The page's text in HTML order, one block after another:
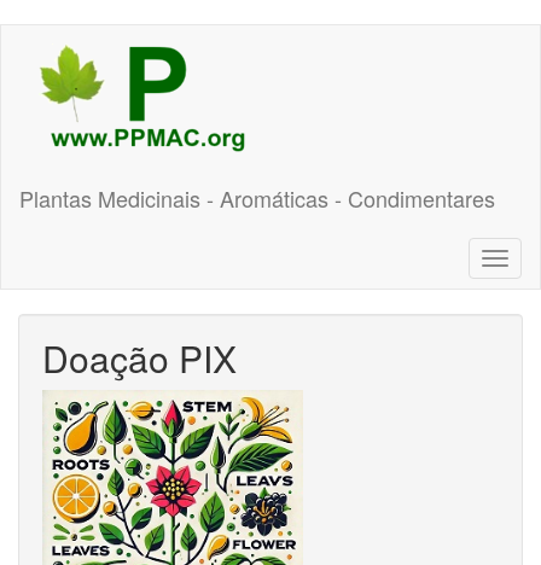
conteúdo
principal
Plantas Medicinais - Aromáticas - Condimentares
Doação PIX